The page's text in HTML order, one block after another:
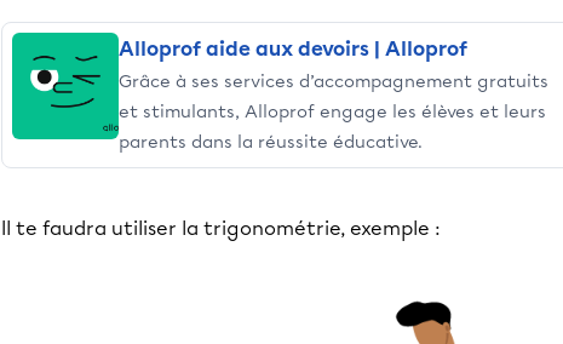
Alloprof aide aux devoirs | Alloprof
Grâce à ses services d’accompagnement gratuits
et stimulants, Alloprof engage les élèves et leurs
parents dans la réussite éducative.
Il te faudra utiliser la trigonométrie, exemple :